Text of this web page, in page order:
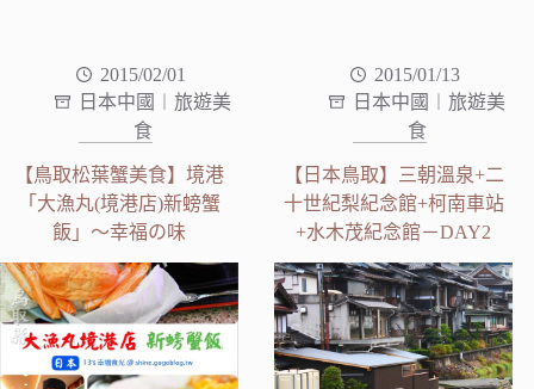
2015/02/01
日本中國︱旅遊美
食
【鳥取松葉蟹美食】境港
「大漁丸(境港店)新螃蟹
飯」～幸福の味
2015/01/13
日本中國︱旅遊美
食
【日本鳥取】三朝溫泉+二
十世紀梨紀念館+柯南車站
+水木茂紀念館－DAY2